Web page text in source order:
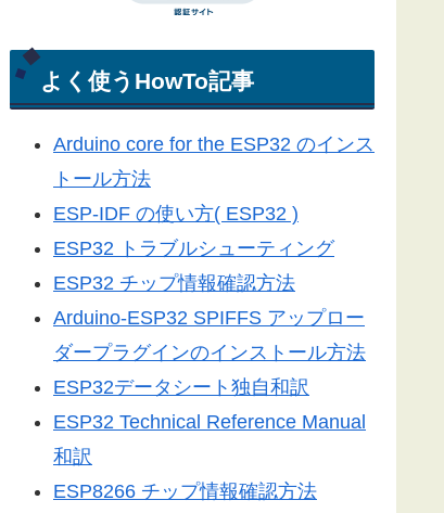
Websocket
Arduino-ESP32
Arduino-ESP8266
LEDドットマトリックス
Server-Sent Events
スマートフォン
3Dプリンター
ライブラリ
工具／測定器
アプリ
ツール
便利グッズ
よく使うHowTo記事
Arduino core for the ESP32 のインス
トール方法
ESP-IDF の使い方( ESP32 )
ESP32 トラブルシューティング
ESP32 チップ情報確認方法
Arduino-ESP32 SPIFFS アップロー
ダープラグインのインストール方法
ESP32データシート独自和訳
ESP32 Technical Reference Manual
和訳
ESP8266 チップ情報確認方法